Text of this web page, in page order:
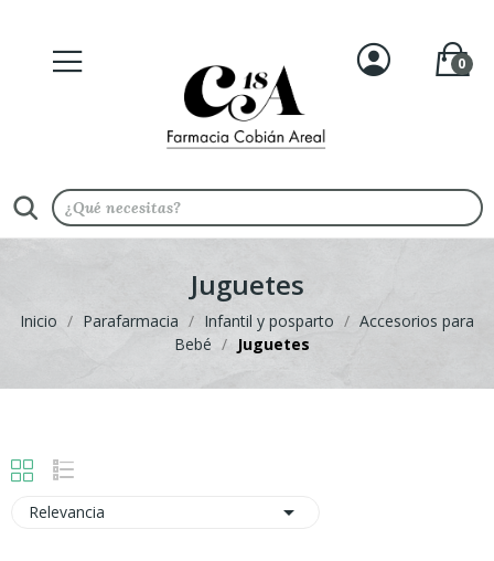
0
Juguetes
Inicio Parafarmacia Infantil y posparto
Accesorios para
Bebé
Juguetes
Relevancia 